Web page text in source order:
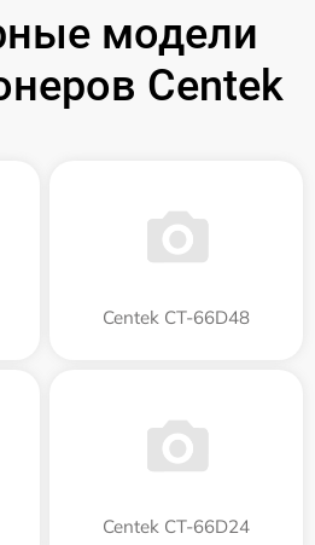
модели
Centek
Centek CT-66D48
Centek CT-66D24